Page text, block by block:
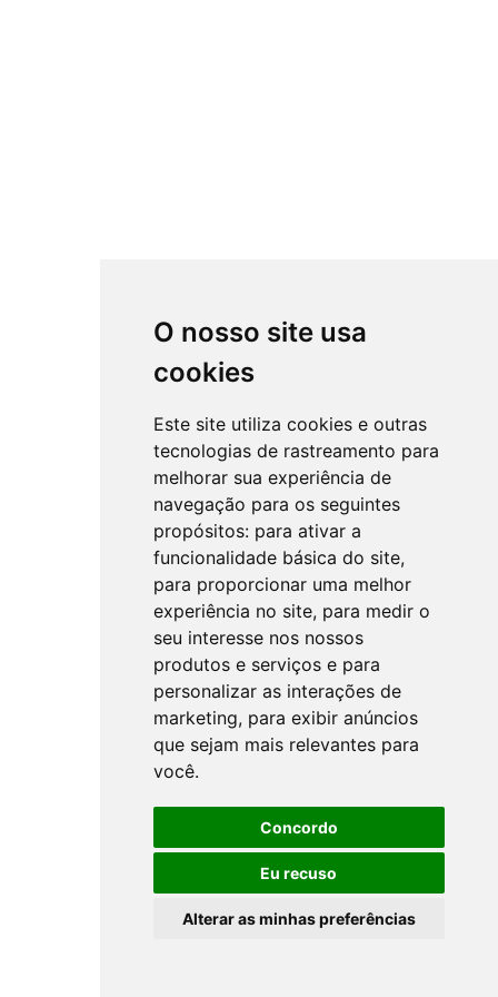
O nosso site usa
cookies
Este site utiliza cookies e outras
tecnologias de rastreamento para
melhorar sua experiência de
navegação para os seguintes
propósitos: para ativar a
funcionalidade básica do site,
para proporcionar uma melhor
experiência no site, para medir o
seu interesse nos nossos
produtos e serviços e para
personalizar as interações de
marketing, para exibir anúncios
que sejam mais relevantes para
você.
Concordo
Eu recuso
Alterar as minhas preferências